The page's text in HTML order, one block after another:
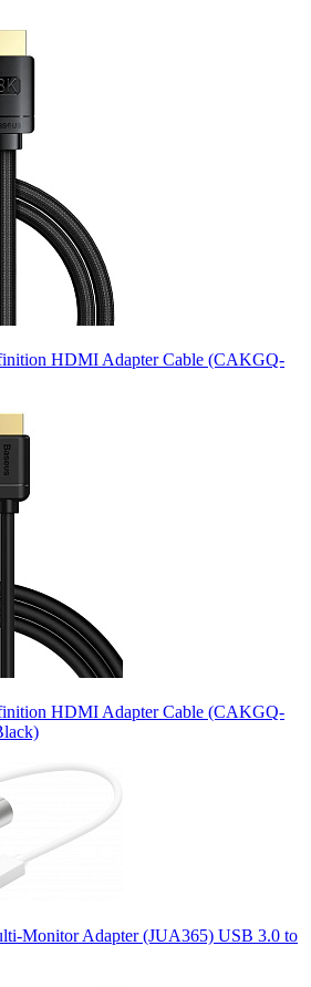
HDMI Adapter Cable (CAKGQ-
HDMI Adapter Cable (CAKGQ-
Monitor Adapter (JUA365) USB 3.0 to